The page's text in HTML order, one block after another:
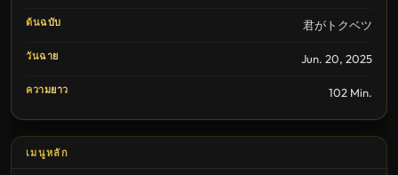
ต้นฉบับ 君がトクベツ
วันฉาย Jun. 20, 2025
ความยาว 102 Min.
เมนูหลัก